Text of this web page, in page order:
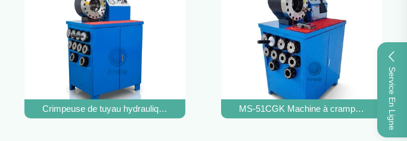
Service En Ligne
de crimping de 14-45mm
pour tuyaux flexibles jusqu'à 2 pouces
Crimpeuse de tuyau hydraulique à haute pression avec force de crimping de 500T et
MS-51CGK Machine à cramponner le